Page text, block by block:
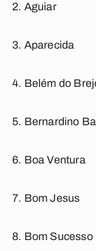
Aguiar
Aparecida
Belém do
Bernardino
Boa Ventura
Bom Jesus
Bom Sucesso